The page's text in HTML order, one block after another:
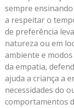
sempre
a respeitar o
de preferência
natureza ou em
ambiente e
da empatia,
ajuda a criança a
necessidades do
comportamentos